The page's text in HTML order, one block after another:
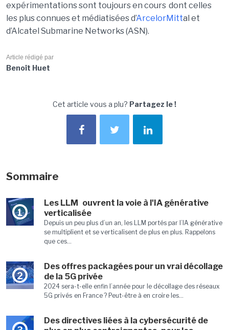
expérimentations sont toujours en cours dont celles
les plus connues et médiatisées d’ArcelorMittal et
d’Alcatel Submarine Networks (ASN).
Article rédigé par
Benoît Huet
Cet article vous a plu? Partagez le !
Sommaire
1
Les LLM ouvrent la voie à l'IA générative
verticalisée
Depuis un peu plus d’un an, les LLM portés par l’IA générative
se multiplient et se verticalisent de plus en plus. Rappelons
que ces...
2
Des offres packagées pour un vrai décollage
de la 5G privée
2024 sera-t-elle enfin l’année pour le décollage des réseaux
5G privés en France ? Peut-être à en croire les...
Des directives liées à la cybersécurité de